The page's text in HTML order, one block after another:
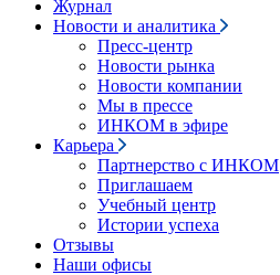
Журнал
Новости и аналитика
Пресс-центр
Новости рынка
Новости компании
Мы в прессе
ИНКОМ в эфире
Карьера
Партнерство с ИНКОМ
Приглашаем
Учебный центр
Истории успеха
Отзывы
Наши офисы